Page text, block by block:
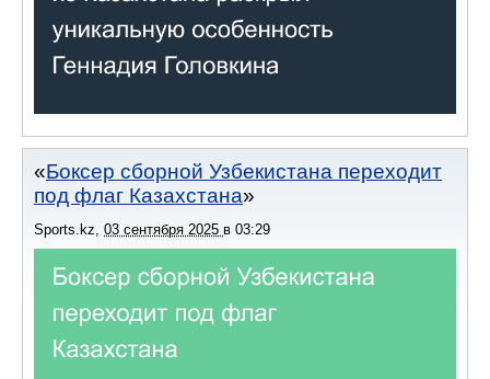
Боксер сборной Узбекистана переходит
под флаг Казахстана
Sports.kz 03 сентября 2025 в 03:29